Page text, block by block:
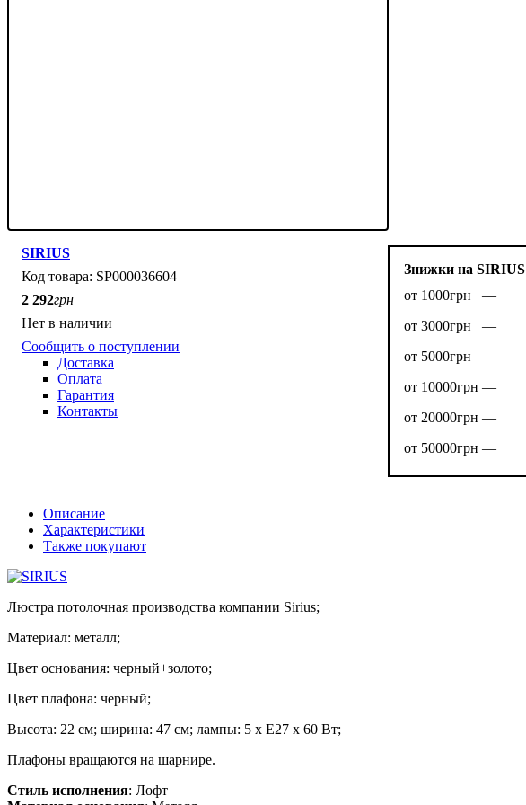
Знижки на SIRIUS
от 1000грн —
от 3000грн —
от 5000грн —
от 10000грн —
от 20000грн —
от 50000грн —
SIRIUS
SP000036604
2 292грн
Нет в наличии
Сообщить о поступлении
Доставка
Оплата
Гарантия
Контакты
Описание
Характеристики
Также покупают
Люстра потолочная производства компании Sirius;
Материал: металл;
Цвет основания: черный+золото;
Цвет плафона: черный;
Высота: 22 см; ширина: 47 см; лампы: 5 х Е27 х 60 Вт;
Плафоны вращаются на шарнире.
Стиль исполнения: Лофт